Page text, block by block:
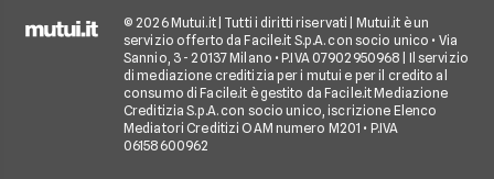
© 2026 Mutui.it | Tutti i diritti riservati | Mutui.it è un
servizio offerto da Facile.it S.p.A. con socio unico • Via
Sannio, 3 - 20137 Milano • P.IVA 07902950968 | Il servizio
di mediazione creditizia per i mutui e per il credito al
consumo di Facile.it è gestito da Facile.it Mediazione
Creditizia S.p.A. con socio unico, iscrizione Elenco
Mediatori Creditizi OAM numero M201 • P.IVA
06158600962